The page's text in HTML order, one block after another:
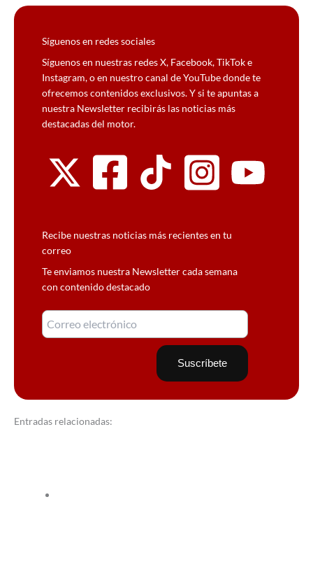
Síguenos en redes sociales
Síguenos en nuestras redes X, Facebook, TikTok e
Instagram, o en nuestro canal de YouTube donde te
ofrecemos contenidos exclusivos. Y si te apuntas a
nuestra Newsletter recibirás las noticias más
destacadas del motor.
Recibe nuestras noticias más recientes en tu
correo
Te enviamos nuestra Newsletter cada semana
con contenido destacado
Entradas relacionadas: